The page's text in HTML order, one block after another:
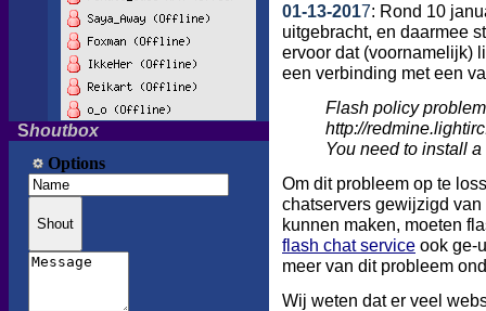
Shoutbox
01-13-2017: Rond 10
uitgebracht, en daarmee
ervoor dat (voornamelijk)
een verbinding met een
Flash policy
http://
You need to install
Om dit probleem op te
chatservers gewijzigd
kunnen maken, moeten
flash chat service ook ge-
meer van dit probleem
Wij weten dat er veel